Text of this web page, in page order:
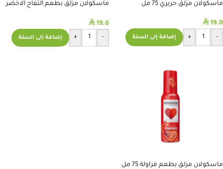
ماسكولان مزلق حريري 75 مل
⃁ 19.0
-
+ إضافة إلى السلة
ماسكولان مزلق بطعم التفاح الاخضر
⃁ 19.0
-
+ إضافة إلى السلة
ماسكولان مزلق بطعم فراولة 75 مل